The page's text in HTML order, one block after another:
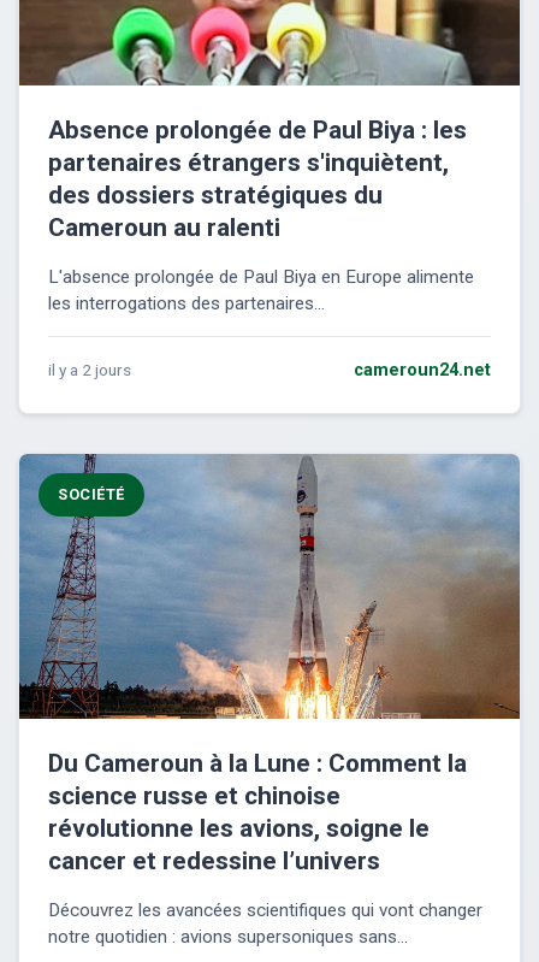
Absence prolongée de Paul Biya : les
partenaires étrangers s'inquiètent,
des dossiers stratégiques du
Cameroun au ralenti
L'absence prolongée de Paul Biya en Europe alimente
les interrogations des partenaires...
il y a 2 jours cameroun24.net
SOCIÉTÉ
Du Cameroun à la Lune : Comment la
science russe et chinoise
révolutionne les avions, soigne le
cancer et redessine l’univers
Découvrez les avancées scientifiques qui vont changer
notre quotidien : avions supersoniques sans...